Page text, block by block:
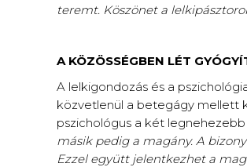
teremt. Köszönet a
A KÖZÖSSÉGBEN LÉT
A lelkigondozás és a
közvetlenül a betegágy mellett
pszichológus a két legnehezebb
másik pedig a magány. A
Ezzel együtt jelentkezhet a